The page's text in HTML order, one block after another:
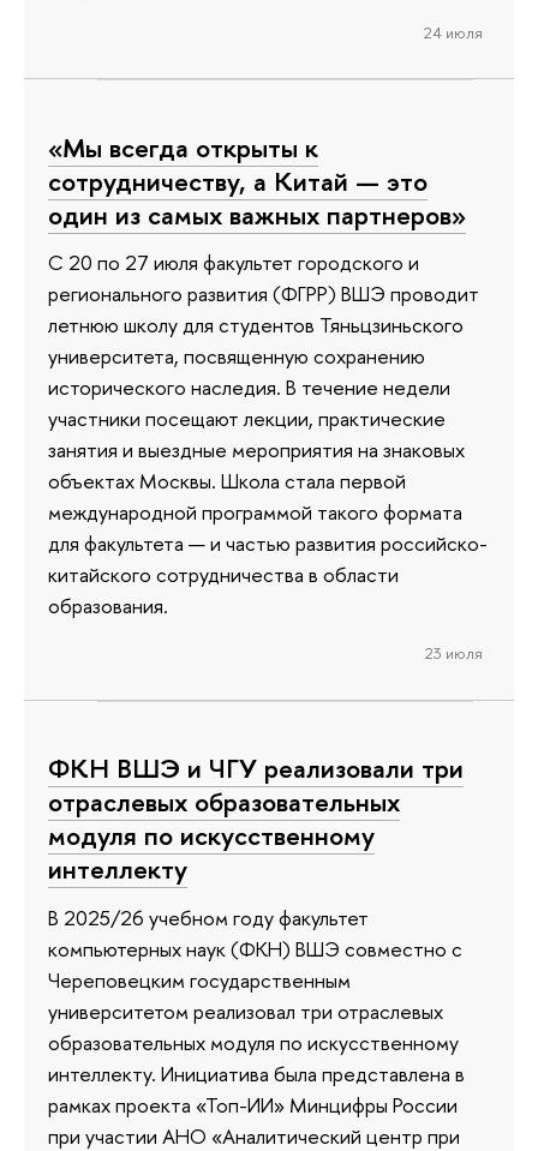
24 июля
«Мы всегда открыты к
сотрудничеству, а Китай — это
один из самых важных партнеров»
С 20 по 27 июля факультет городского и
регионального развития (ФГРР) ВШЭ проводит
летнюю школу для студентов Тяньцзиньского
университета, посвященную сохранению
исторического наследия. В течение недели
участники посещают лекции, практические
занятия и выездные мероприятия на знаковых
объектах Москвы. Школа стала первой
международной программой такого формата
для факультета — и частью развития российско-
китайского сотрудничества в области
образования.
23 июля
ФКН ВШЭ и ЧГУ реализовали три
отраслевых образовательных
модуля по искусственному
интеллекту
В 2025/26 учебном году факультет
компьютерных наук (ФКН) ВШЭ совместно с
Череповецким государственным
университетом реализовал три отраслевых
образовательных модуля по искусственному
интеллекту. Инициатива была представлена в
рамках проекта «Топ-ИИ» Минцифры России
при участии АНО «Аналитический центр при